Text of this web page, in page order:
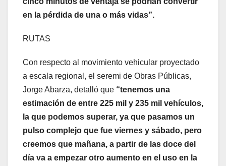
en la pérdida de una o más vidas”.
RUTAS
Con respecto al movimiento vehicular proyectado
a escala regional, el seremi de Obras Públicas,
Jorge Abarza, detalló que “tenemos una
estimación de entre 225 mil y 235 mil vehículos,
la que podemos superar, ya que pasamos un
pulso complejo que fue viernes y sábado, pero
creemos que mañana, a partir de las doce del
día va a empezar otro aumento en el uso en la